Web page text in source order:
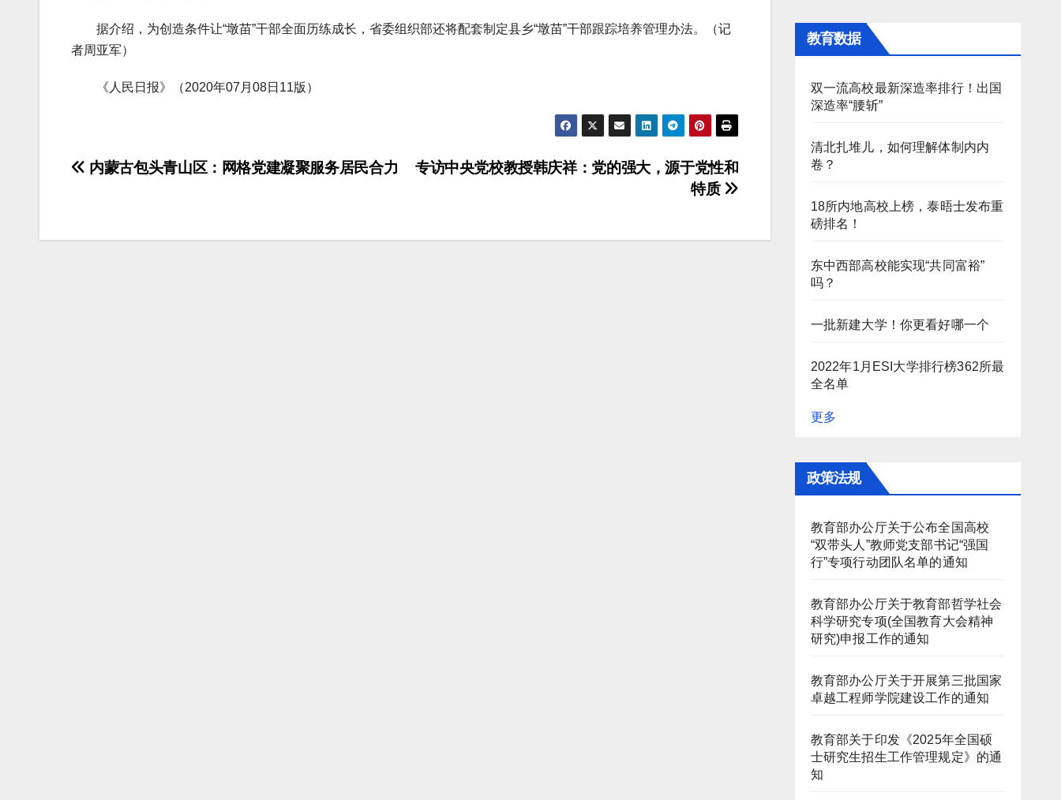
据介绍，为创造条件让“墩苗”干部全面历练成长，省委组织部还将配套制定县乡“墩苗”干部跟踪培养管理办法。（记
者周亚军）
《人民日报》（2020年07月08日11版）
文
导
专访中央党校教授韩庆祥：党的强大，源于党性和
特质
内蒙古包头青山区：网格党建凝聚服务居民合力
教育数据
双一流高校最新深造率排行！出国
深造率“腰斩”
清北扎堆儿，如何理解体制内内
卷？
18所内地高校上榜，泰晤士发布重
磅排名！
东中西部高校能实现“共同富裕”
吗？
一批新建大学！你更看好哪一个
2022年1月ESI大学排行榜362所最
全名单
更多
政策法规
教育部办公厅关于公布全国高校
“双带头人”教师党支部书记“强国
行”专项行动团队名单的通知
教育部办公厅关于教育部哲学社会
科学研究专项(全国教育大会精神
研究)申报工作的通知
教育部办公厅关于开展第三批国家
卓越工程师学院建设工作的通知
教育部关于印发《2025年全国硕
士研究生招生工作管理规定》的通
知